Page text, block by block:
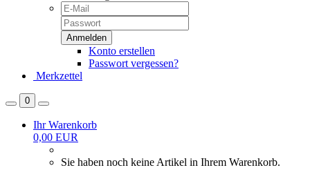
Konto erstellen
Passwort vergessen?
Merkzettel
0
Ihr Warenkorb
0,00 EUR
Sie haben noch keine Artikel in Ihrem Warenkorb.